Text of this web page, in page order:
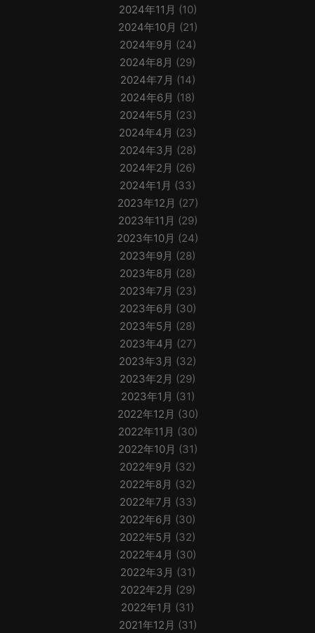
2024年11月 (10)
2024年10月 (21)
2024年9月 (24)
2024年8月 (29)
2024年7月 (14)
2024年6月 (18)
2024年5月 (23)
2024年4月 (23)
2024年3月 (28)
2024年2月 (26)
2024年1月 (33)
2023年12月 (27)
2023年11月 (29)
2023年10月 (24)
2023年9月 (28)
2023年8月 (28)
2023年7月 (23)
2023年6月 (30)
2023年5月 (28)
2023年4月 (27)
2023年3月 (32)
2023年2月 (29)
2023年1月 (31)
2022年12月 (30)
2022年11月 (30)
2022年10月 (31)
2022年9月 (32)
2022年8月 (32)
2022年7月 (33)
2022年6月 (30)
2022年5月 (32)
2022年4月 (30)
2022年3月 (31)
2022年2月 (29)
2022年1月 (31)
2021年12月 (31)